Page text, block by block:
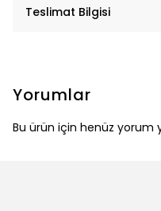
Teslimat Bilgisi
Yorumlar
Bu ürün için henüz yorum